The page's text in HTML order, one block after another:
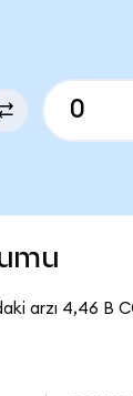
arzı 4,46 B